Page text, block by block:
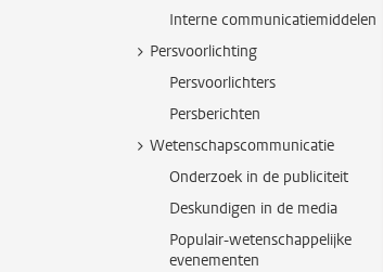
Interne communicatiemiddelen
Persvoorlichting
Persvoorlichters
Persberichten
Wetenschapscommunicatie
Onderzoek in de publiciteit
Deskundigen in de media
Populair-wetenschappelijke
evenementen